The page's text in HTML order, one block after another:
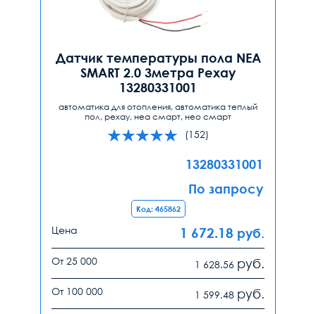
Датчик температуры пола NEA
SMART 2.0 3метра Рехау
13280331001
автоматика для отопления, автоматика теплый
пол, рехау, неа смарт, нео смарт
(152)
13280331001
По запросу
Код: 465862
Цена 1 672.18 руб.
От 25 000 1 628.56 руб.
От 100 000 1 599.48 руб.